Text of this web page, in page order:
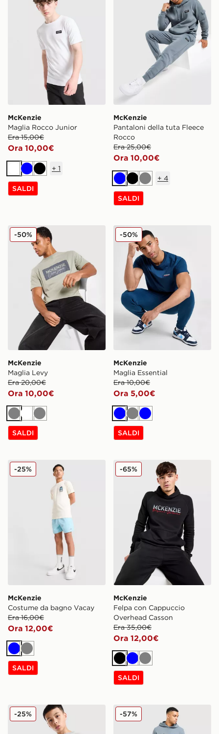
McKenzie
Maglia Rocco Junior
Era 15,00€
Ora 10,00€
Bianco
BluNero
+ 1
SALDI
McKenzie
Pantaloni della tuta Fleece
Rocco
Era 25,00€
Ora 10,00€
BluNeroGrigio
+ 4
SALDI
McKenzie Maglia Levy
McKenzie
Maglia Levy
Era 20,00€
Ora 10,00€
-50%
GrigioBiancoGrigio
SALDI
McKenzie Maglia Essential
McKenzie
Maglia Essential
Era 10,00€
Ora 5,00€
-50%
BluGrigio
Blu
SALDI
McKenzie Costume da bagno Vacay
McKenzie
Costume da bagno Vacay
Era 16,00€
Ora 12,00€
-25%
BluGrigio
SALDI
McKenzie Felpa con
McKenzie
Felpa con Cappuccio
Overhead Casson
Era 35,00€
Ora 12,00€
-65%
NeroBluGrigio
SALDI
McKenzie Costume da bagno Memphis Junior
-25% McKenzie Pantaloni della
-57%